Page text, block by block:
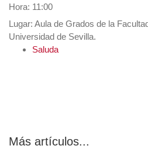
Hora: 11:00
Lugar: Aula de Grados de la
Universidad de Sevilla.
Saluda
Más artículos...